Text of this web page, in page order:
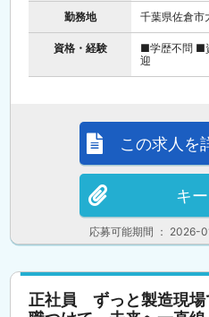
勤務地 千葉県佐倉市
資格・経験
■学歴不問 ■
迎
応募可能期間 ：
この求人を
キ
正社員 ずっと製造現場